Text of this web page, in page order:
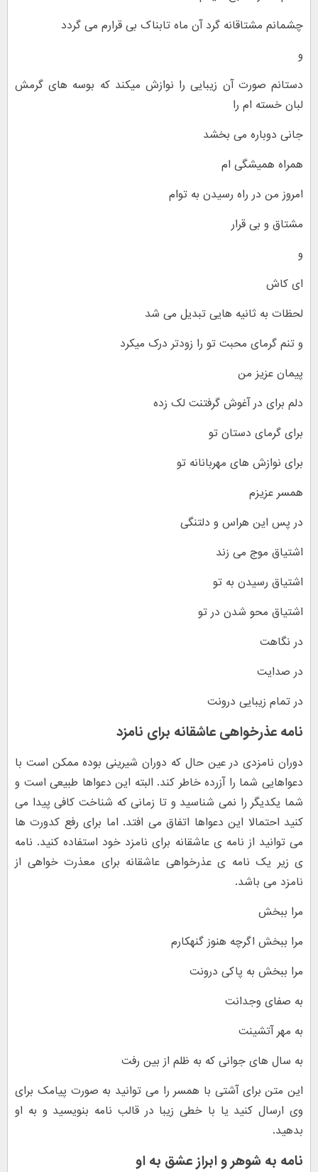
چشمانم مشتاقانه گرد آن ماه تابناک بی قرارم می گردد
و
دستانم صورت آن زیبایی را نوازش میکند که بوسه های گرمش
لبان خسته ام را
جانی دوباره می بخشد
همراه همیشگی ام
امروز من در راه رسیدن به توام
مشتاق و بی قرار
و
ای کاش
لحظات به ثانیه هایی تبدیل می شد
و تنم گرمای محبت تو را زودتر درک میکرد
پیمان عزیز من
دلم برای در آغوش گرفتنت لک زده
برای گرمای دستان تو
برای نوازش های مهربانانه تو
همسر عزیزم
در پس این هراس و دلتنگی
اشتیاق موج می زند
اشتیاق رسیدن به تو
اشتیاق محو شدن در تو
در نگاهت
در صدایت
در تمام زیبایی درونت
نامه عذرخواهی عاشقانه برای نامزد
دوران نامزدی در عین حال که دوران شیرینی بوده ممکن است با
دعواهایی شما را آزرده خاطر کند. البته این دعواها طبیعی است و
شما یکدیگر را نمی شناسید و تا زمانی که شناخت کافی پیدا می
کنید احتمالا این دعواها اتفاق می افتد. اما برای رفع کدورت ها
می توانید از نامه ی عاشقانه برای نامزد خود استفاده کنید. نامه
ی زیر یک نامه ی عذرخواهی عاشقانه برای معذرت خواهی از
نامزد می باشد.
مرا ببخش
مرا ببخش اگرچه هنوز گنهکارم
مرا ببخش به پاکی درونت
به صفای وجدانت
به مهر آتشینت
به سال های جوانی که به ظلم از بین رفت
این متن برای آشتی با همسر را می توانید به صورت پیامک برای
وی ارسال کنید یا با خطی زیبا در قالب نامه بنویسید و به او
بدهید.
نامه به شوهر و ابراز عشق به او